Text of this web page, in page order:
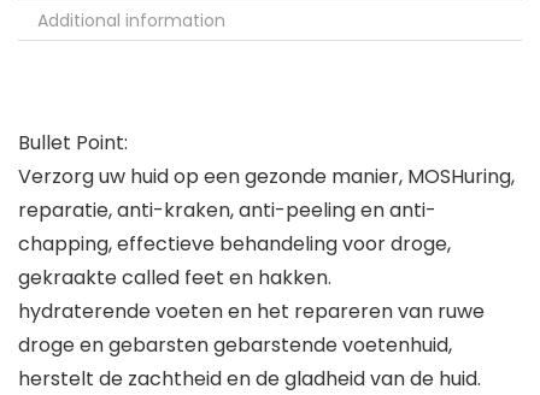
Additional information
Bullet Point:
Verzorg uw huid op een gezonde manier, MOSHuring,
reparatie, anti-kraken, anti-peeling en anti-
chapping, effectieve behandeling voor droge,
gekraakte called feet en hakken.
hydraterende voeten en het repareren van ruwe
droge en gebarsten gebarstende voetenhuid,
herstelt de zachtheid en de gladheid van de huid.